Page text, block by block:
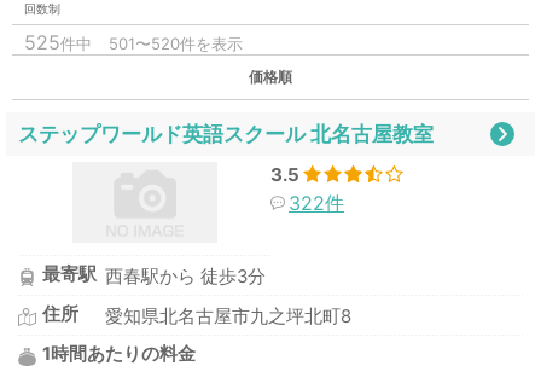
回数制
525件中 501〜520件を表示
価格順
ステップワールド英語スクール 北名古屋教室
3.5
322件
最寄駅 西春駅から 徒歩3分
住所
愛知県北名古屋市九之坪北町8
1時間あたりの料金